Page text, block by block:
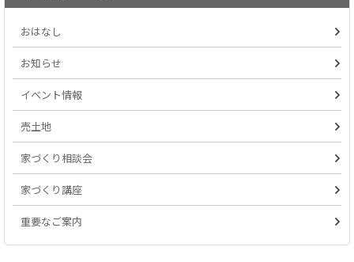
おはなし
お知らせ
イベント情報
売土地
家づくり相談会
家づくり講座
重要なご案内